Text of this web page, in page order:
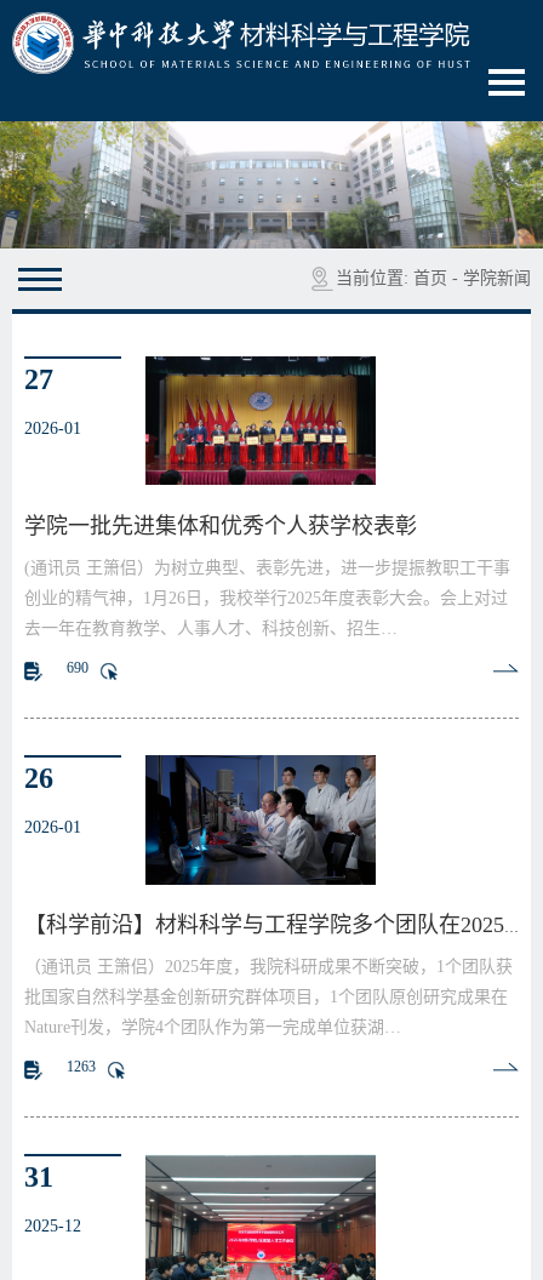
当前位置: 首页 - 学院新闻
27
2026-01
学院一批先进集体和优秀个人获学校表彰
(通讯员 王箫侣）为树立典型、表彰先进，进一步提振教职工干事
创业的精气神，1月26日，我校举行2025年度表彰大会。会上对过
去一年在教育教学、人事人才、科技创新、招生…
690
26
2026-01
（通讯员 王箫侣）2025年度，我院科研成果不断突破，1个团队获
批国家自然科学基金创新研究群体项目，1个团队原创研究成果在
Nature刊发，学院4个团队作为第一完成单位获湖…
1263
31
2025-12